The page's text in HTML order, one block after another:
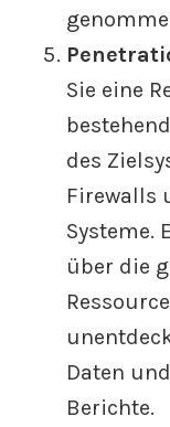
Sie eine
des
Firewalls
Systeme.
über die
Daten
Berichte.